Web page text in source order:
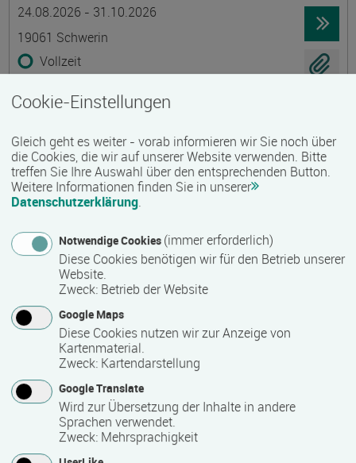
24.08.2026 - 31.10.2026
19061 Schwerin
Vollzeit
Pflegehelfer:in stationärer und ambulanter
Dienst und Zusätzliche Betreuungskraft nach
§§ 43b, 53b SGB XI
Termin
Termine auf Anfrage
Ort
18273 Güstrow
Zeitmuster
Vollzeit
Lehr- und Lernform
E-Learning
Pflegehelfer:in stationärer und ambulanter
Dienst und Zusätzliche Betreuungskraft nach
§§ 43b, 53b SGB XI
Termin
Termine auf Anfrage
Ort
17192 Waren
Zeitmuster
Vollzeit
Lehr- und Lernform
Cookie-Einstellungen
Gleich geht es weiter - vorab informieren wir Sie noch über
die Cookies, die wir auf unserer Website verwenden. Bitte
treffen Sie Ihre Auswahl über den entsprechenden Button.
Weitere Informationen finden Sie in unserer
Datenschutzerklärung.
Notwendige Cookies (immer erforderlich)
Diese Cookies benötigen wir für den Betrieb unserer
Website.
Zweck: Betrieb der Website
Google Maps
Diese Cookies nutzen wir zur Anzeige von
Kartenmaterial.
Zweck: Kartendarstellung
Google Translate
Wird zur Übersetzung der Inhalte in andere
Sprachen verwendet.
Zweck: Mehrsprachigkeit